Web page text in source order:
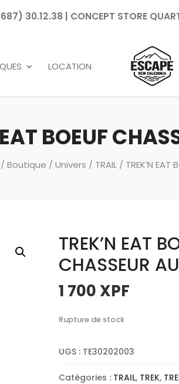
30.12.38 | CONCEPT STORE
LOCATION
BOEUF
/ Boutique / Univers / TRAIL/ TREK’N EAT
TREK’N EAT
CHASSEUR
1 700 XPF
Rupture de stock
UGS : TE30202003
Catégories : TRAIL, TREK,